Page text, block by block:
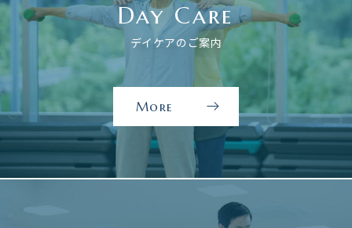
Day Care
デイケアのご案内
More
デ
ア